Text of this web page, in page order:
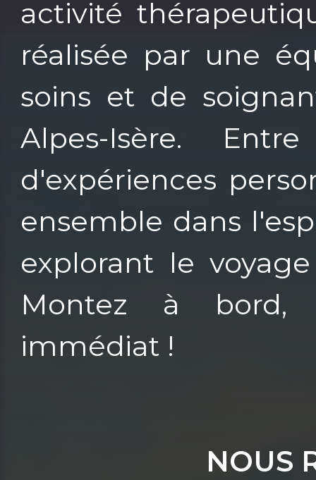
activité
réalisée par une
soins et de
Alpes-Isère.
d'expériences
ensemble dans
explorant le
Montez à bord,
immédiat !
NOUS